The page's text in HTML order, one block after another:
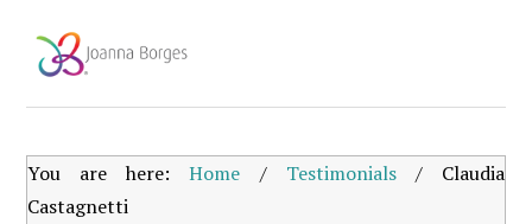
primary
navigation
main
content
footer
You are here:Home / Testimonials /Claudia
Castagnetti